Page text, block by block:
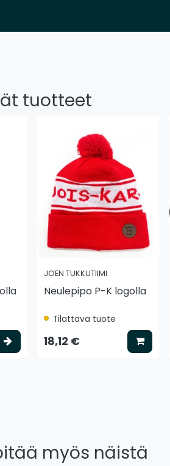
tuotteet
Valitse vaihtoehto
JOEN TUKKUTIIMI
Neulepipo P-K logolla
Tilattava tuote
18,12 €
myös näistä